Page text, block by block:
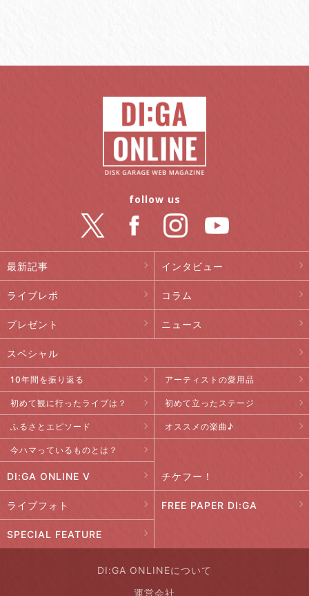
最新記事 インタビュー
ライブレポ コラム
プレゼント ニュース
スペシャル
10年間を振り返る アーティストの愛用品
初めて観に行ったライブは？ 初めて立ったステージ
ふるさとエピソード オススメの楽曲♪
今ハマっているものとは？
DI:GA ONLINE V チケフー！
ライブフォト FREE PAPER DI:GA
SPECIAL FEATURE
follow us
DI:GA ONLINEについて
運営会社